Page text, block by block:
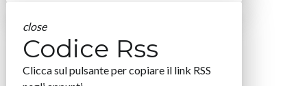
close
Codice Rss
Clicca sul pulsante per copiare il link RSS